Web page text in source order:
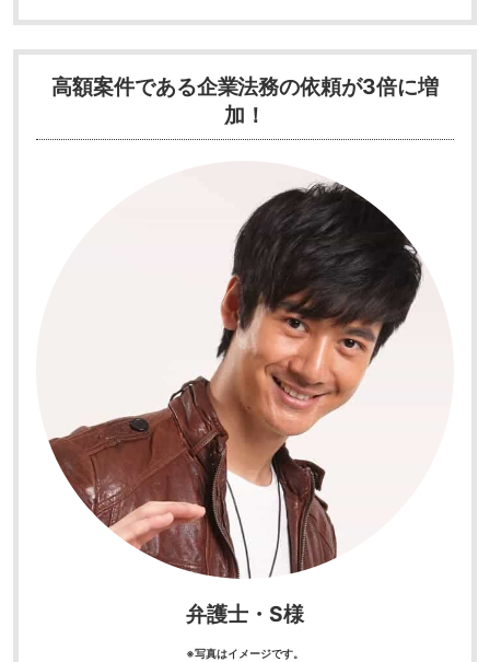
高額案件である企業法務の依頼が3倍に増
加！
弁護士・S様
※写真はイメージです。